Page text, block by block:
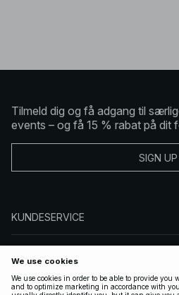
Tilmeld dig og få adgang til
events – og få 15 % rabat på dit
SIGN UP
KUNDESERVICE
FØLG OS